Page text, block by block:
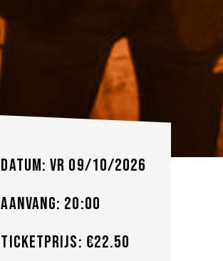
Datum: vr 09/10/2026
Aanvang: 20:00
Ticketprijs: €22.50